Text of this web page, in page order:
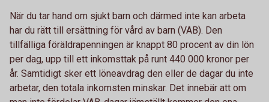
När du tar hand om sjukt barn och därmed inte kan arbeta
har du rätt till ersättning för vård av barn (VAB). Den
tillfälliga föräldrapenningen är knappt 80 procent av din lön
per dag, upp till ett inkomsttak på runt 440 000 kronor per
år. Samtidigt sker ett löneavdrag den eller de dagar du inte
arbetar, den totala inkomsten minskar. Det innebär att om